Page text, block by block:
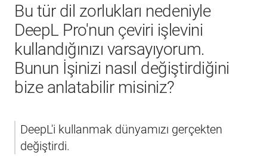
Bu tür dil zorlukları nedeniyle
DeepL Pro'nun çeviri işlevini
kullandığınızı varsayıyorum.
Bunun İşinizi nasıl değiştirdiğini
bize anlatabilir misiniz?
DeepL'i kullanmak dünyamızı gerçekten
değiştirdi.